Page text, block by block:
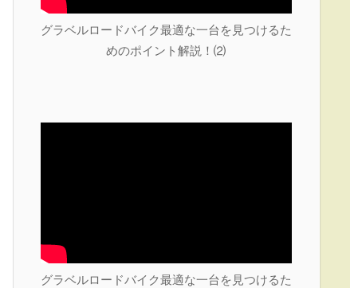
グラベルロードバイク最適な一台を見つけるた
めのポイント解説！⑵
グラベルロードバイク最適な一台を見つけるた